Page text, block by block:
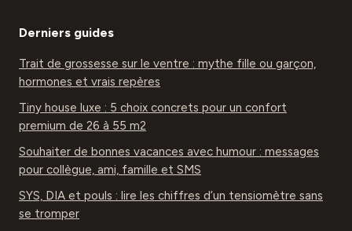
Derniers guides
Trait de grossesse sur le ventre : mythe fille ou garçon,
hormones et vrais repères
Tiny house luxe : 5 choix concrets pour un confort
premium de 26 à 55 m2
Souhaiter de bonnes vacances avec humour : messages
pour collègue, ami, famille et SMS
SYS, DIA et pouls : lire les chiffres d’un tensiomètre sans
se tromper